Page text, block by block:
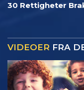
30 Rettigheter
VIDEOER FRA